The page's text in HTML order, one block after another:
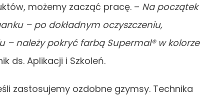
możemy zacząć pracę. – Na początek
– po dokładnym oczyszczeniu,
należy pokryć farbą Supermal® w kolorze
ds. Aplikacji i Szkoleń.
zastosujemy ozdobne gzymsy. Technika